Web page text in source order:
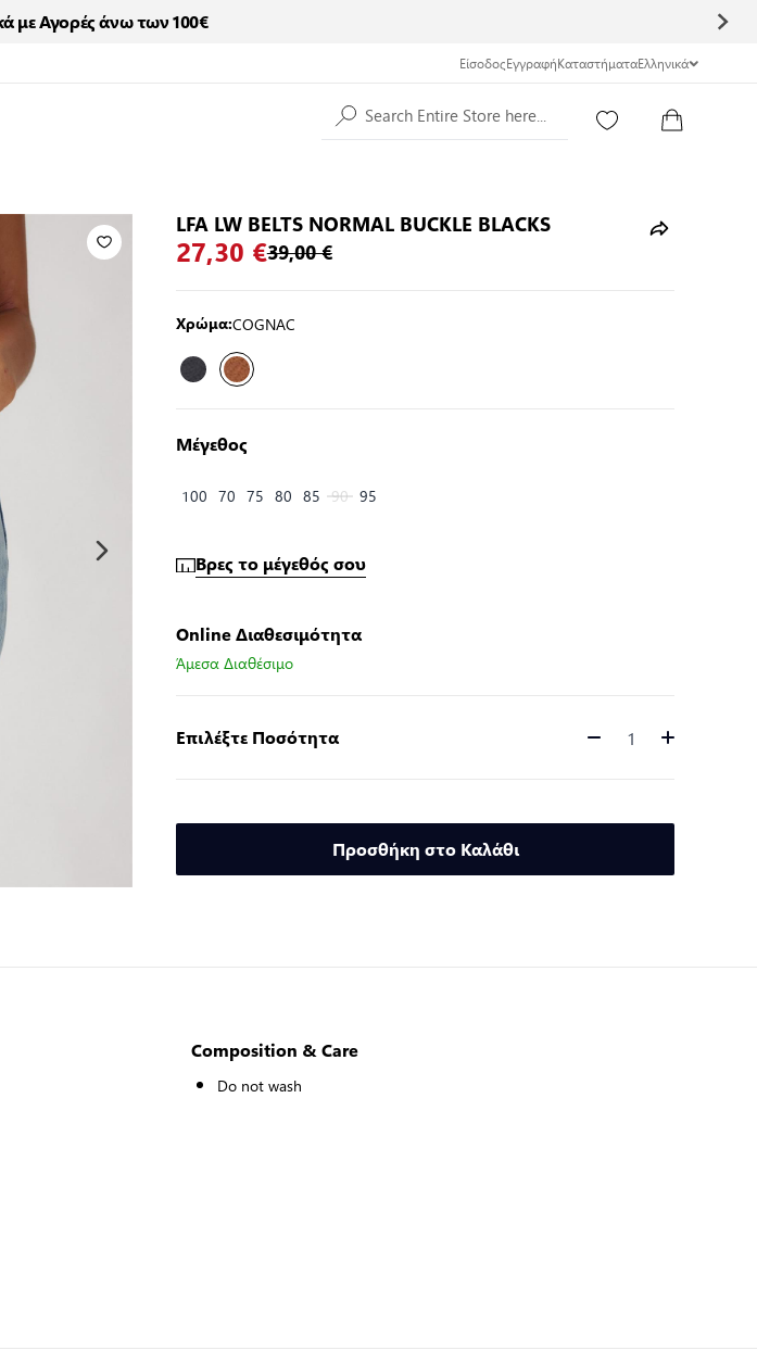
με Αγορές άνω των 100€
ΕίσοδοςΕγγραφήΚαταστήματαΕλληνικά
Search Entire Store here...
LFA LW BELTS NORMAL BUCKLE BLACKS
27,30 €39,00 €
Χρώμα:COGNAC
Μέγεθος
100 70 75 80 85 90 95
Βρες το μέγεθός σου
Online Διαθεσιμότητα
Άμεσα Διαθέσιμο
Επιλέξτε Ποσότητα Ποσότητα
Προσθήκη στο Καλάθι
Composition & Care
Do not wash